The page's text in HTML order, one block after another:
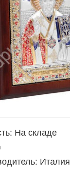
На складе
Италия